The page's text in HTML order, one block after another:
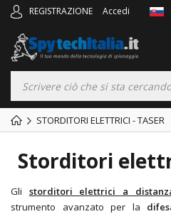
REGISTRAZIONE Accedi
STORDITORI ELETTRICI - TASER
Storditori
Gli storditori elettrici a
strumento avanzato per la